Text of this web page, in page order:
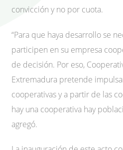
convicción y no por cuota.
“Para que haya desarrollo se
participen en su empresa
de decisión. Por eso,
Extremadura pretende
cooperativas y a partir de las
hay una cooperativa hay
agregó.